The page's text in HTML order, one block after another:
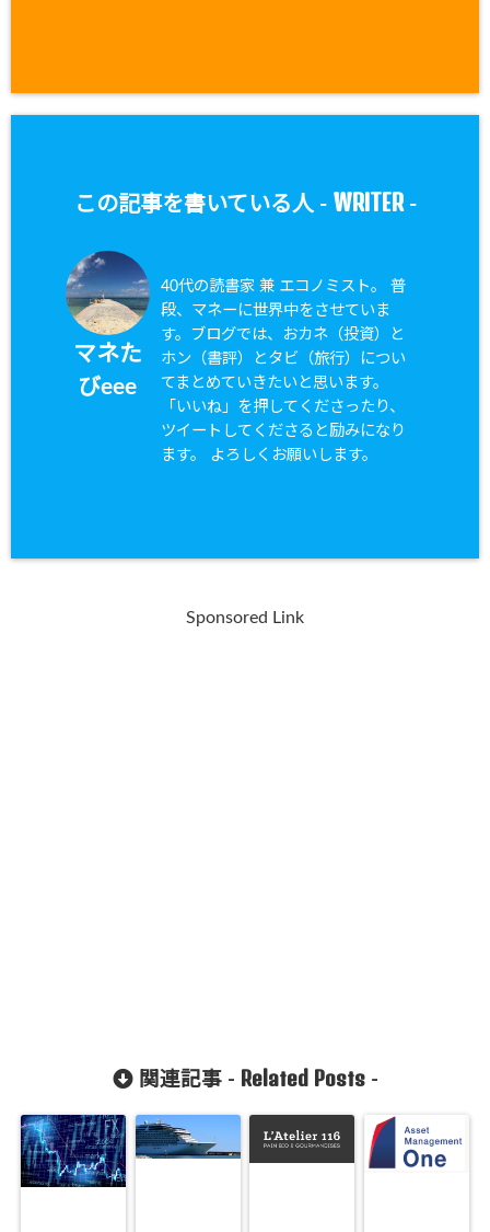
この記事を書いている人 - WRITER-
マネた
びeee
40代の読書家 兼 エコノミスト。 普
段、マネーに世界中をさせていま
す。ブログでは、おカネ（投資）と
ホン（書評）とタビ（旅行）につい
てまとめていきたいと思います。
「いいね」を押してくださったり、
ツイートしてくださると励みになり
ます。 よろしくお願いします。
Sponsored Link
関連記事 - Related Posts-